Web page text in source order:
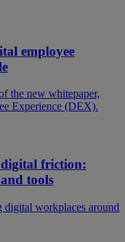
employee
the new whitepaper,
Experience (DEX).
digital friction:
tools
workplaces around